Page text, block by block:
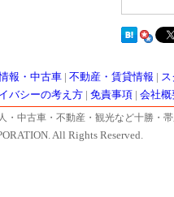
報・中古車| 不動産・賃貸情報 ス
バシーの考え方| 免責事項 会社概
・中古車・不動産・観光など十勝・
All Rights Reserved.